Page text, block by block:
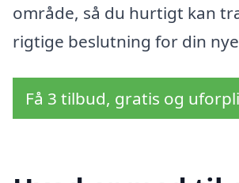
område, så du hurtigt kan
rigtige beslutning for din
Få 3 tilbud, gratis og